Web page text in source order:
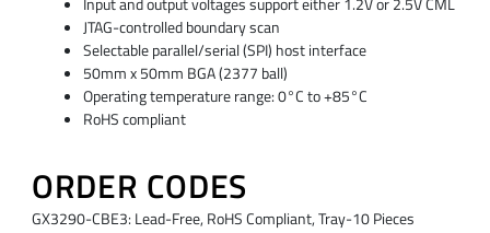
JTAG-controlled boundary scan
Selectable parallel/serial (SPI) host interface
50mm x 50mm BGA (2377 ball)
Operating temperature range: 0°C to +85°C
RoHS compliant
ORDER CODES
GX3290-CBE3: Lead-Free, RoHS Compliant, Tray-10 Pieces